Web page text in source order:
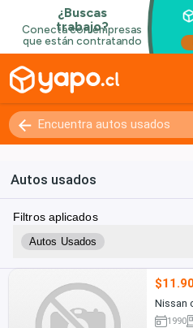
Autos usados
Filtros aplicados
Autos Usados
Nissan
1990